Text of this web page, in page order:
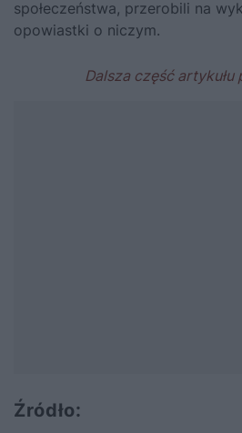
społeczeństwa, przerobili na
opowiastki o niczym.
Źródło: